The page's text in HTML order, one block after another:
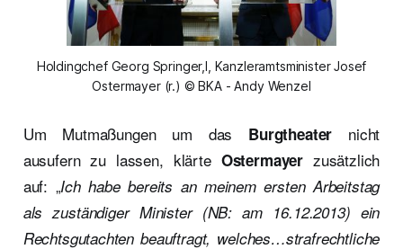
Holdingchef Georg Springer,l, Kanzleramtsminister Josef
Ostermayer (r.) © BKA - Andy Wenzel
Um Mutmaßungen um das Burgtheater nicht
ausufern zu lassen, klärte Ostermayer zusätzlich
auf: „Ich habe bereits an meinem ersten Arbeitstag
als zuständiger Minister (NB: am 16.12.2013) ein
Rechtsgutachten beauftragt, welches…strafrechtliche